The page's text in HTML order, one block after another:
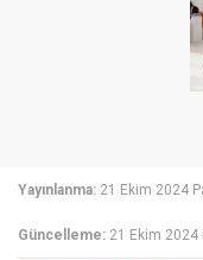
Yayınlanma: 21 Ekim 2024
Güncelleme: 21 Ekim